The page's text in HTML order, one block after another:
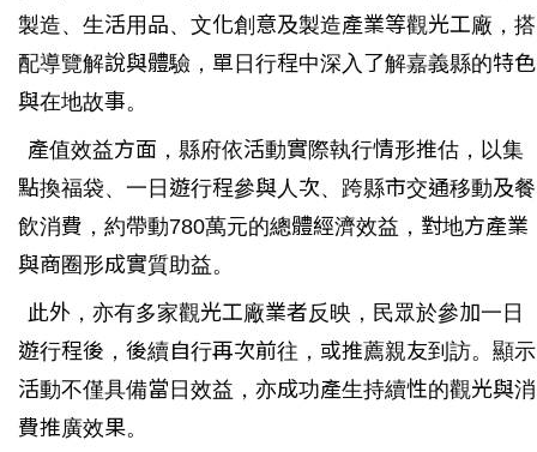
製造、生活用品、文化創意及製造產業等觀光工廠，搭
配導覽解說與體驗，單日行程中深入了解嘉義縣的特色
與在地故事。
產值效益方面，縣府依活動實際執行情形推估，以集
點換福袋、一日遊行程參與人次、跨縣市交通移動及餐
飲消費，約帶動780萬元的總體經濟效益，對地方產業
與商圈形成實質助益。
此外，亦有多家觀光工廠業者反映，民眾於參加一日
遊行程後，後續自行再次前往，或推薦親友到訪。顯示
活動不僅具備當日效益，亦成功產生持續性的觀光與消
費推廣效果。